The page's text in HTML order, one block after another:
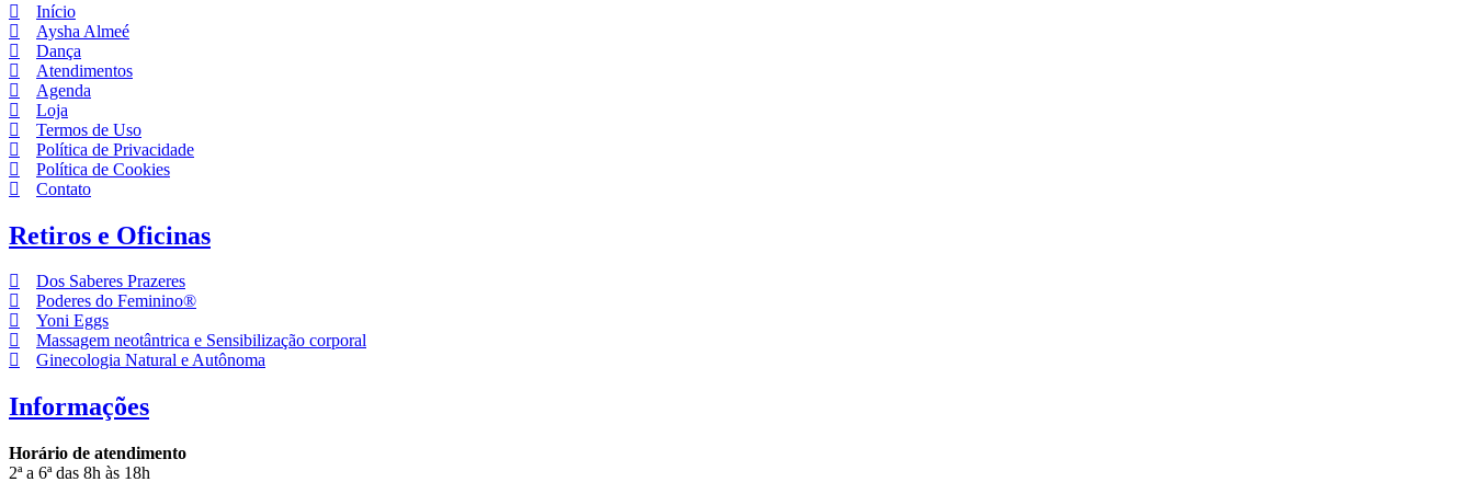
Início
Aysha Almeé
Dança
Atendimentos
Agenda
Loja
Termos de Uso
Política de Privacidade
Política de Cookies
Contato
Retiros e Oficinas
Dos Saberes Prazeres
Poderes do Feminino®
Yoni Eggs
Massagem neotântrica e Sensibilização corporal
Ginecologia Natural e Autônoma
Informações
Horário de atendimento
2ª a 6ª das 8h às 18h